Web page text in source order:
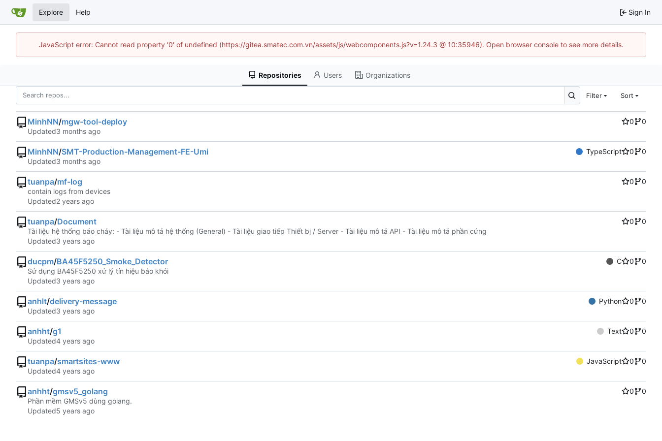
Explore Help Sign In
JavaScript error: Cannot read property '0' of undefined (https://gitea.smatec.com.vn/assets/js/webcomponents.js?v=1.24.3 @ 10:35946). Open browser console to see more details.
Repositories Users Organizations
Filter Sort
MinhNN/mgw-tool-deploy 0
0
Updated
MinhNN/SMT-Production-Management-FE-Umi TypeScript 0
0
Updated
tuanpa/mf-log 0
0
contain logs from devices
Updated
tuanpa/Document 0
0
Tài liệu hệ thống báo cháy: - Tài liệu mô tả hệ thống (General) - Tài liệu giao tiếp Thiết bị / Server - Tài liệu mô tả API - Tài liệu mô tả phần cứng
Updated
ducpm/BA45F5250_Smoke_Detector C 0
0
Sử dụng BA45F5250 xử lý tín hiệu báo khói
Updated
anhlt/delivery-message Python 0
0
Updated
anhht/g1 Text 0
0
Updated
tuanpa/smartsites-www JavaScript 0
0
Updated
anhht/gmsv5_golang 0
0
Phần mềm GMSv5 dùng golang.
Updated